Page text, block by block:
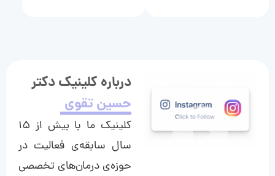
درباره کلینیک دکتر
حسین تقوی
کلینیک ما با بیش از ۱۵
سال سابقه‌ی فعالیت در
حوزه‌ی درمان‌های تخصصی